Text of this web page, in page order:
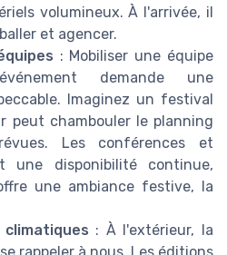
volumineux. À l'arrivée, il
et agencer.
: Mobiliser une équipe
demande une
Imaginez un festival
peut chambouler le planning
Les conférences et
une disponibilité continue,
une ambiance festive, la
: À l'extérieur, la
rappeler à nous. Les éditions